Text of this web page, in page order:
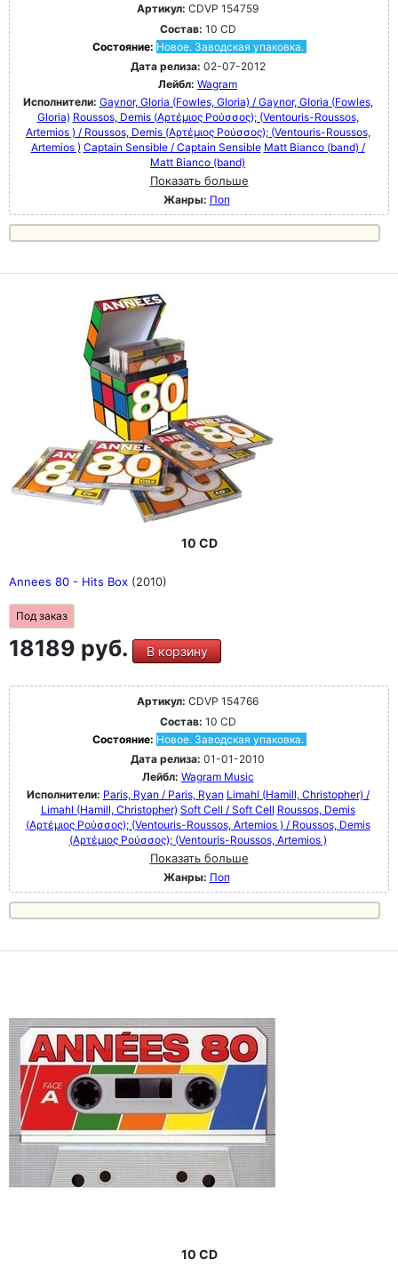
Артикул: CDVP 154759
Состав: 10 CD
Состояние: Новое. Заводская упаковка.
Дата релиза: 02-07-2012
Лейбл: Wagram
Исполнители: Gaynor, GIoria (Fowles, Gloria) / Gaynor, GIoria (Fowles,
Gloria) Roussos, Demis (Αρτέμιος Ρούσσος); (Ventouris-Roussos,
Artemios ) / Roussos, Demis (Αρτέμιος Ρούσσος); (Ventouris-Roussos,
Artemios ) Captain Sensible / Captain Sensible Matt Bianco (band) /
Matt Bianco (band)
Показать больше
Жанры: Поп
10 CD
Annees 80 - Hits Box (2010)
Под заказ
18189 руб. В корзину
Артикул: CDVP 154766
Состав: 10 CD
Состояние: Новое. Заводская упаковка.
Дата релиза: 01-01-2010
Лейбл: Wagram Music
Исполнители: Paris, Ryan / Paris, Ryan Limahl (Hamill, Christopher) /
Limahl (Hamill, Christopher) Soft Cell / Soft Cell Roussos, Demis
(Αρτέμιος Ρούσσος); (Ventouris-Roussos, Artemios ) / Roussos, Demis
(Αρτέμιος Ρούσσος); (Ventouris-Roussos, Artemios )
Показать больше
Жанры: Поп
10 CD